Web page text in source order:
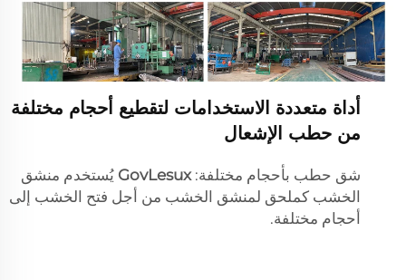
أداة متعددة الاستخدامات لتقطيع أحجام مختلفة
من حطب الإشعال
شق حطب بأحجام مختلفة:GovLesux يُستخدم منشق
الخشب كملحق لمنشق الخشب من أجل فتح الخشب إلى
أحجام مختلفة.